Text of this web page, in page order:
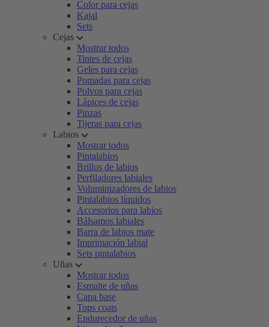
Color para cejas
Kajal
Sets
Cejas
Mostrar todos
Tintes de cejas
Geles para cejas
Pomadas para cejas
Polvos para cejas
Lápices de cejas
Pinzas
Tijeras para cejas
Labios
Mostrar todos
Pintalabios
Brillos de labios
Perfiladores labiales
Voluminizadores de labios
Pintalabios líquidos
Accesorios para labios
Bálsamos labiales
Barra de labios mate
Imprimación labial
Sets pintalabios
Uñas
Mostrar todos
Esmalte de uñas
Capa base
Tops coats
Endurecedor de uñas